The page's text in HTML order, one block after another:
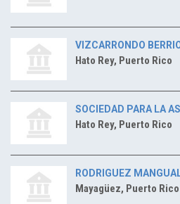
VIZCARRONDO
Hato Rey, Puerto Rico
SOCIEDAD PARA LA
Hato Rey, Puerto Rico
RODRIGUEZ
Mayagüez, Puerto Rico